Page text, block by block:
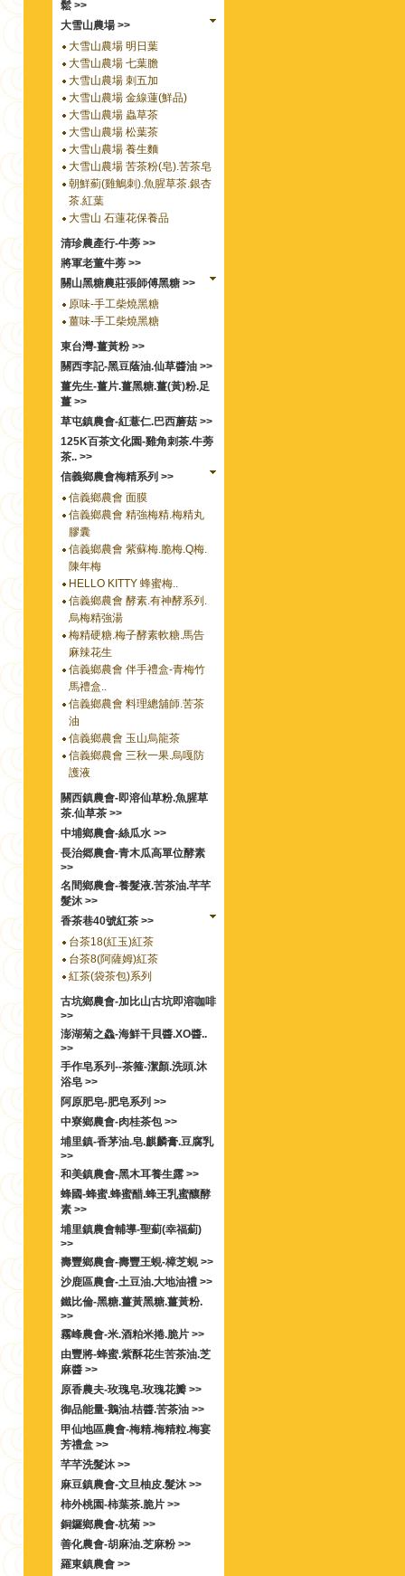
鬆 >>
大雪山農場 >>
大雪山農場 明日葉
大雪山農場 七葉膽
大雪山農場 刺五加
大雪山農場 金線蓮(鮮品)
大雪山農場 蟲草茶
大雪山農場 松葉茶
大雪山農場 養生麵
大雪山農場 苦茶粉(皂).苦茶皂
朝鮮薊(雞鵤刺).魚腥草茶.銀杏
茶.紅葉
大雪山 石蓮花保養品
清珍農產行-牛蒡 >>
將軍老董牛蒡 >>
關山黑糖農莊張師傅黑糖 >>
原味-手工柴燒黑糖
薑味-手工柴燒黑糖
東台灣-薑黃粉 >>
關西李記-黑豆蔭油.仙草醬油 >>
薑先生-薑片.薑黑糖.薑(黃)粉.足
薑 >>
草屯鎮農會-紅薏仁.巴西蘑菇 >>
125K百茶文化園-雞角刺茶.牛蒡
茶.. >>
信義鄉農會梅精系列 >>
信義鄉農會 面膜
信義鄉農會 精強梅精.梅精丸
膠囊
信義鄉農會 紫蘇梅.脆梅.Q梅.
陳年梅
HELLO KITTY 蜂蜜梅..
信義鄉農會 酵素.有神酵系列.
烏梅精強湯
梅精硬糖.梅子酵素軟糖.馬告
麻辣花生
信義鄉農會 伴手禮盒-青梅竹
馬禮盒..
信義鄉農會 料理總舖師.苦茶
油
信義鄉農會 玉山烏龍茶
信義鄉農會 三秋一果.烏嘎防
護液
關西鎮農會-即溶仙草粉.魚腥草
茶.仙草茶 >>
中埔鄉農會-絲瓜水 >>
長治郷農會-青木瓜高單位酵素
>>
名間鄉農會-養髮液.苦茶油.芊芊
髮沐 >>
香茶巷40號紅茶 >>
台茶18(紅玉)紅茶
台茶8(阿薩姆)紅茶
紅茶(袋茶包)系列
古坑鄉農會-加比山古坑即溶咖啡
>>
澎湖菊之鱻-海鮮干貝醬.XO醬..
>>
手作皂系列--茶箍-潔顏.洗頭.沐
浴皂 >>
阿原肥皂-肥皂系列 >>
中寮鄉農會-肉桂茶包 >>
埔里鎮-香茅油.皂.麒麟膏.豆腐乳
>>
和美鎮農會-黑木耳養生露 >>
蜂國-蜂蜜.蜂蜜醋.蜂王乳蜜釀酵
素 >>
埔里鎮農會輔導-聖薊(幸福薊)
>>
壽豐鄉農會-壽豐王蜆-樟芝蜆 >>
沙鹿區農會-土豆油.大地油禮 >>
鐵比倫-黑糖.薑黃黑糖.薑黃粉.
>>
霧峰農會-米.酒粕米捲.脆片 >>
由豐將-蜂蜜.紫酥花生苦茶油.芝
麻醬 >>
原香農夫-玫瑰皂.玫瑰花瓣 >>
御品能量-鵝油.桔醬.苦茶油 >>
甲仙地區農會-梅精.梅精粒.梅宴
芳禮盒 >>
芊芊洗髮沐 >>
麻豆鎮農會-文旦柚皮.髮沐 >>
柿外桃園-柿葉茶.脆片 >>
銅鑼鄉農會-杭菊 >>
善化農會-胡麻油.芝麻粉 >>
羅東鎮農會 >>